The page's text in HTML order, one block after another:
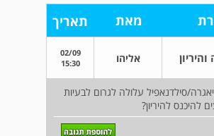
מאת תאריך
אליהו
02/09
15:30
סילדנאפיל עלולה לגרום לבעיות
להיכנס להיריון?